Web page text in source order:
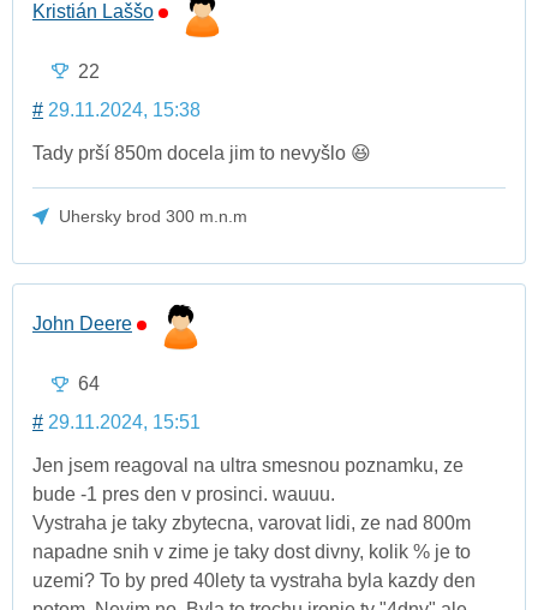
Kristián Laššo
22
# 29.11.2024, 15:38
Tady prší 850m docela jim to nevyšlo 😆
Uhersky brod 300 m.n.m
John Deere
64
# 29.11.2024, 15:51
Jen jsem reagoval na ultra smesnou poznamku, ze
bude -1 pres den v prosinci. wauuu.
Vystraha je taky zbytecna, varovat lidi, ze nad 800m
napadne snih v zime je taky dost divny, kolik % je to
uzemi? To by pred 40lety ta vystraha byla kazdy den